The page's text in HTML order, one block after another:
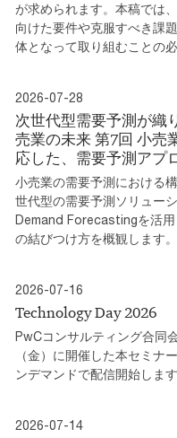
が求められます。本稿では
向けた要件や克服すべき課
体となって取り組むことの
2026-07-28
次世代型需要予測が織
売業の未来 第7回 小売
応した、需要予測アプ
小売業の需要予測における
世代型の需要予測ソリュー
Demand Forecastingを活
の結びつけ方を概観します。
2026-07-16
Technology Day 2026
PwCコンサルティング合同
（金）に開催した本セミナ
ンデマンドで配信開始します
2026-07-14